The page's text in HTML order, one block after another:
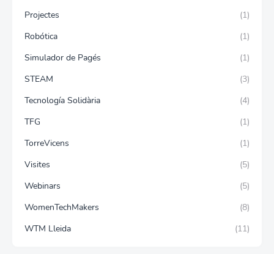
Projectes
(1)
Robótica
(1)
Simulador de Pagés
(1)
STEAM
(3)
Tecnología Solidària
(4)
TFG
(1)
TorreVicens
(1)
Visites
(5)
Webinars
(5)
WomenTechMakers
(8)
WTM Lleida
(11)